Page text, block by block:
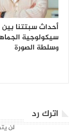
أحداث سبتتنا بين
سيكولوجية
وسلطة الصورة
اترك رد
لن